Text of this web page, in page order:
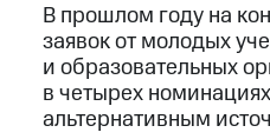
В прошлом году на
заявок от молодых
и образовательных
в четырех
альтернативным